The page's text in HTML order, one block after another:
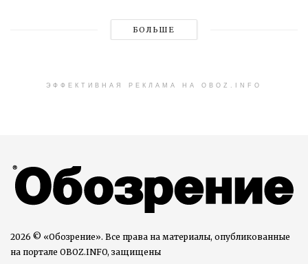
БОЛЬШЕ
ЭФФЕКТИВНАЯ РЕКЛАМА НА OBOZ.INFO
2026 © «Обозрение». Все права на материалы, опубликованные
на портале OBOZ.INFO, защищены